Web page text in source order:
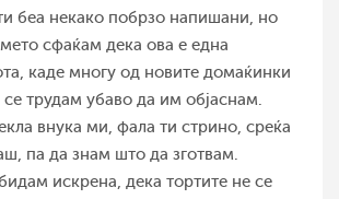
беа некако побрзо напишани, но
сфаќам дека ова е една
каде многу од новите домаќинки
се трудам убаво да им објаснам.
внука ми, фала ти стрино, среќа
па да знам што да зготвам.
искрена, дека тортите не се